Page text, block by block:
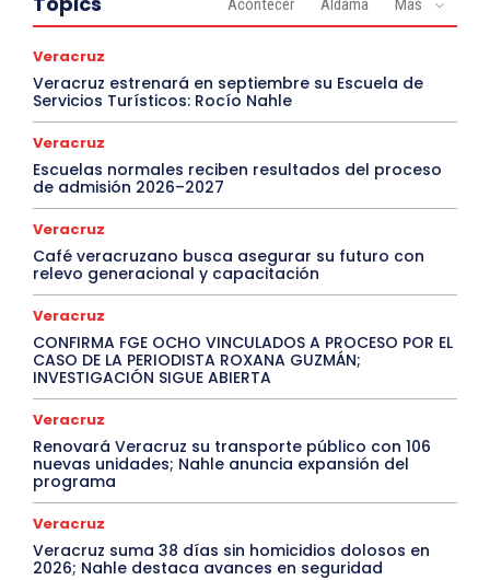
Veracruz
Veracruz estrenará en septiembre su Escuela de
Servicios Turísticos: Rocío Nahle
Veracruz
Escuelas normales reciben resultados del proceso
de admisión 2026–2027
Veracruz
Café veracruzano busca asegurar su futuro con
relevo generacional y capacitación
Veracruz
CONFIRMA FGE OCHO VINCULADOS A PROCESO POR EL
CASO DE LA PERIODISTA ROXANA GUZMÁN;
INVESTIGACIÓN SIGUE ABIERTA
Veracruz
Renovará Veracruz su transporte público con 106
nuevas unidades; Nahle anuncia expansión del
programa
Veracruz
Veracruz suma 38 días sin homicidios dolosos en
2026; Nahle destaca avances en seguridad